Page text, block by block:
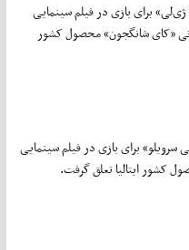
برای بازی در فیلم سینمایی
«کای شانگجون» محصول کشور
سرویلو» برای بازی در فیلم سینمایی
کشور ایتالیا تعلق گرفت.